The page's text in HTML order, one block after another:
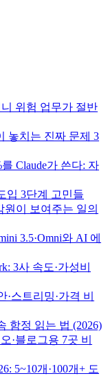
위험 업무가 절반
놓치는 진짜 문제 3
Claude가 쓴다: 자
입 3단계 고민들
이 보여주는 일의
3.5·Omni와 AI 에
3사 속도·가성비
스트리밍·가격 비
함정 읽는 법 (2026)
·블로그용 7곳 비
5~10개·100개+ 도